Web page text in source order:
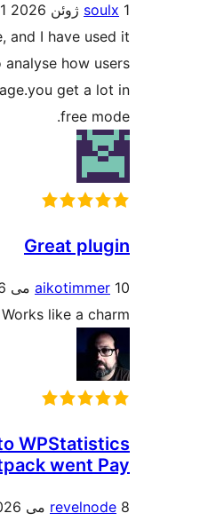
1 پاسخ
This works fine, and I have
frequently to analyse how
behave on my page.you get a
1 پاسخ
Great plugin. Works like a
Switch to
after Jetpack went
1 پاسخ